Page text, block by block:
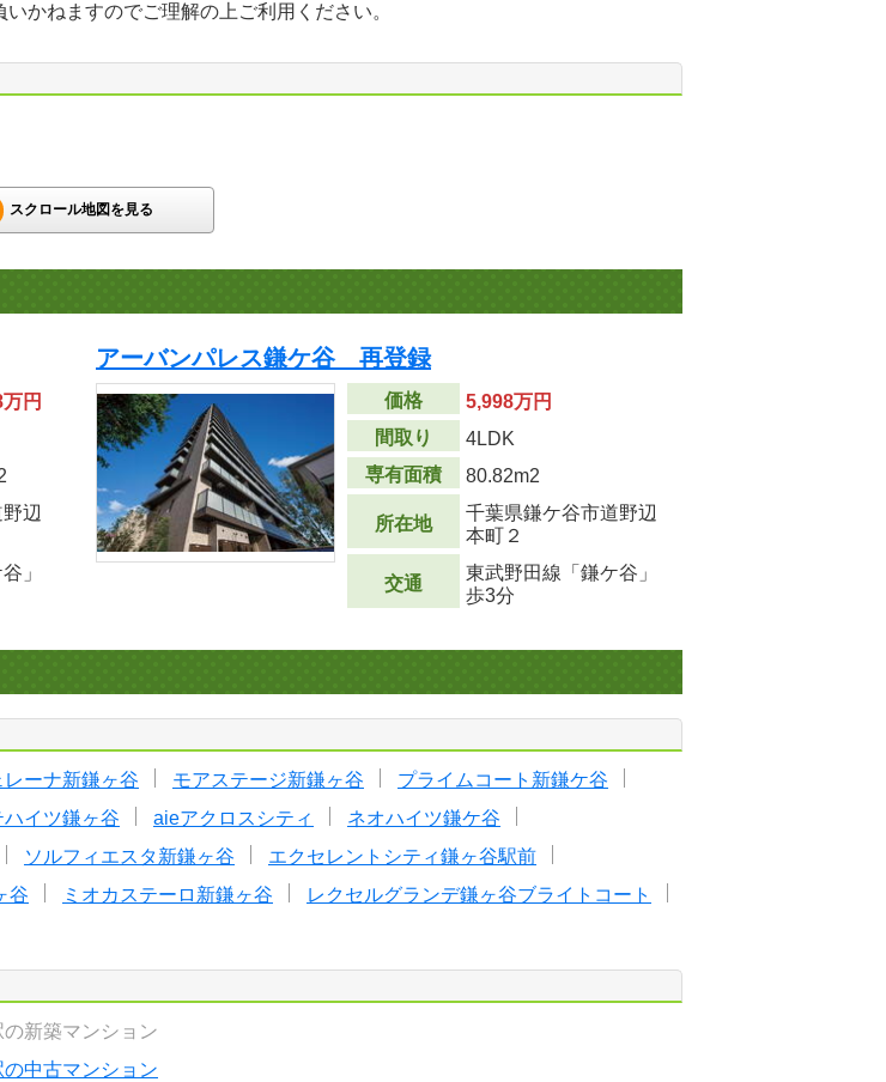
かねますのでご理解の上ご利用ください。
スクロール地図を見る
円
辺
」
アーバンパレス鎌ケ谷 再登録
価格
5,998万円
間取り
4LDK
専有面積
80.82m2
所在地
千葉県鎌ケ谷市道野辺
本町２
交通
東武野田線「鎌ケ谷」
歩3分
レーナ新鎌ヶ谷 モアステージ新鎌ヶ谷
プライムコート新鎌ケ谷
ハイツ鎌ヶ谷 aieアクロスシティ
ネオハイツ鎌ケ谷
ソルフィエスタ新鎌ヶ谷
エクセレントシティ鎌ヶ谷駅前
谷 ミオカステーロ新鎌ヶ谷
レクセルグランデ鎌ヶ谷ブライトコート
新築マンション
中古マンション